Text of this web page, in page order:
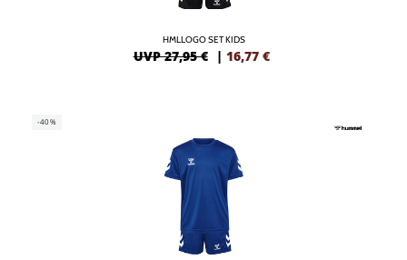
HMLLOGO SET KIDS
UVP 27,95 € | 16,77 €
-40%